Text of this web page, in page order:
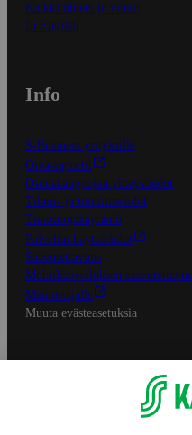
Kaikki ohjeet ja vinkit
In English
Info
S-Business yrityksille
Oiva-raportit
Osuuskauppojen yhteystiedot
Tilaus- ja toimitusehdot
Tietosuojakäytäntö
Palvelun käyttöehdot
Saavutettavuus
Mobiilisovelluksen
Mainostajalle
Muuta evästeasetuksia
S-ryhmän palvelut